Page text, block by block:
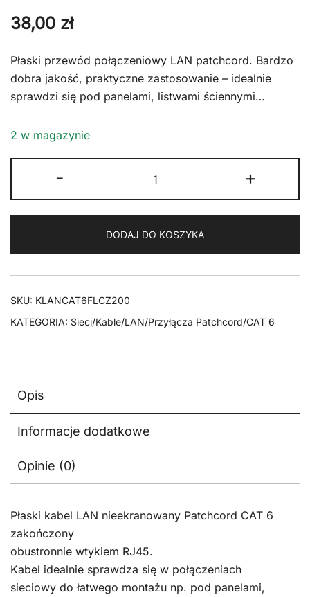
38,00 zł
Płaski przewód połączeniowy LAN patchcord. Bardzo
dobra jakość, praktyczne zastosowanie – idealnie
sprawdzi się pod panelami, listwami ściennymi…
2 w magazynie
-
Kabel
LAN
CAT
6
U/UTP
20m
+
DODAJ DO KOSZYKA
SKU: KLANCAT6FLCZ200
KATEGORIA: Sieci/Kable/LAN/Przyłącza Patchcord/CAT 6
Opis
Informacje dodatkowe
Opinie (0)
Płaski kabel LAN nieekranowany Patchcord CAT 6
zakończony
obustronnie wtykiem RJ45.
Kabel idealnie sprawdza się w połączeniach
sieciowy do łatwego montażu np. pod panelami,